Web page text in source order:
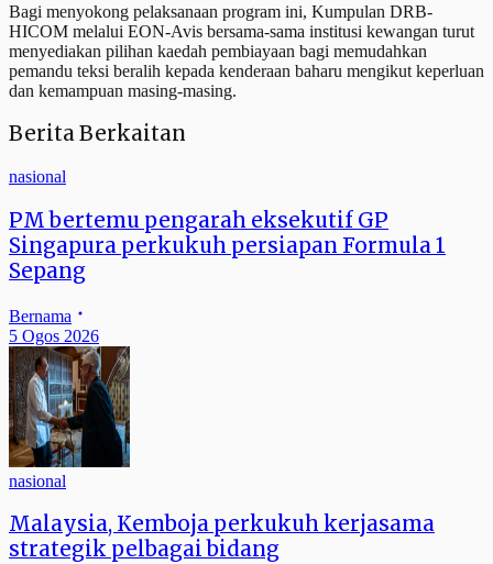
Bagi menyokong pelaksanaan program ini, Kumpulan DRB-
HICOM melalui EON-Avis bersama-sama institusi kewangan turut
menyediakan pilihan kaedah pembiayaan bagi memudahkan
pemandu teksi beralih kepada kenderaan baharu mengikut keperluan
dan kemampuan masing-masing.
Berita Berkaitan
nasional
PM bertemu pengarah eksekutif GP
Singapura perkukuh persiapan Formula 1
Sepang
Bernama
5 Ogos 2026
nasional
Malaysia, Kemboja perkukuh kerjasama
strategik pelbagai bidang